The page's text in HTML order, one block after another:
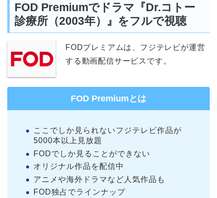
FOD Premiumでドラマ『Dr.コトー
診療所（2003年）』をフルで視聴
FODプレミアムは、フジテレビが運営
する動画配信サービスです。
FOD Premiumとは
ここでしか見られないフジテレビ作品が
5000本以上見放題
FODでしか見ることができない
オリジナル作品を配信中
アニメや海外ドラマなど人気作品も
FOD独占でラインナップ